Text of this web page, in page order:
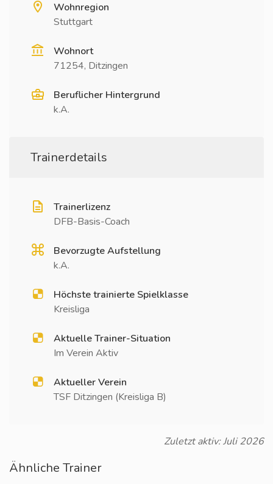
Wohnregion
Stuttgart
Wohnort
71254, Ditzingen
Beruflicher Hintergrund
k.A.
Trainerdetails
Trainerlizenz
DFB-Basis-Coach
Bevorzugte Aufstellung
k.A.
Höchste trainierte Spielklasse
Kreisliga
Aktuelle Trainer-Situation
Im Verein Aktiv
Aktueller Verein
TSF Ditzingen (Kreisliga B)
Zuletzt aktiv: Juli 2026
Ähnliche Trainer